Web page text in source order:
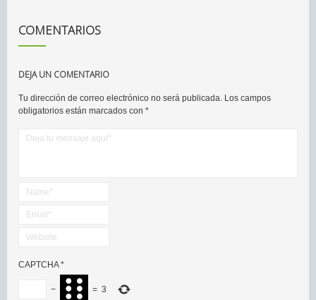
COMENTARIOS
DEJA UN COMENTARIO
Tu dirección de correo electrónico no será publicada. Los campos
obligatorios están marcados con *
CAPTCHA*
− = 3